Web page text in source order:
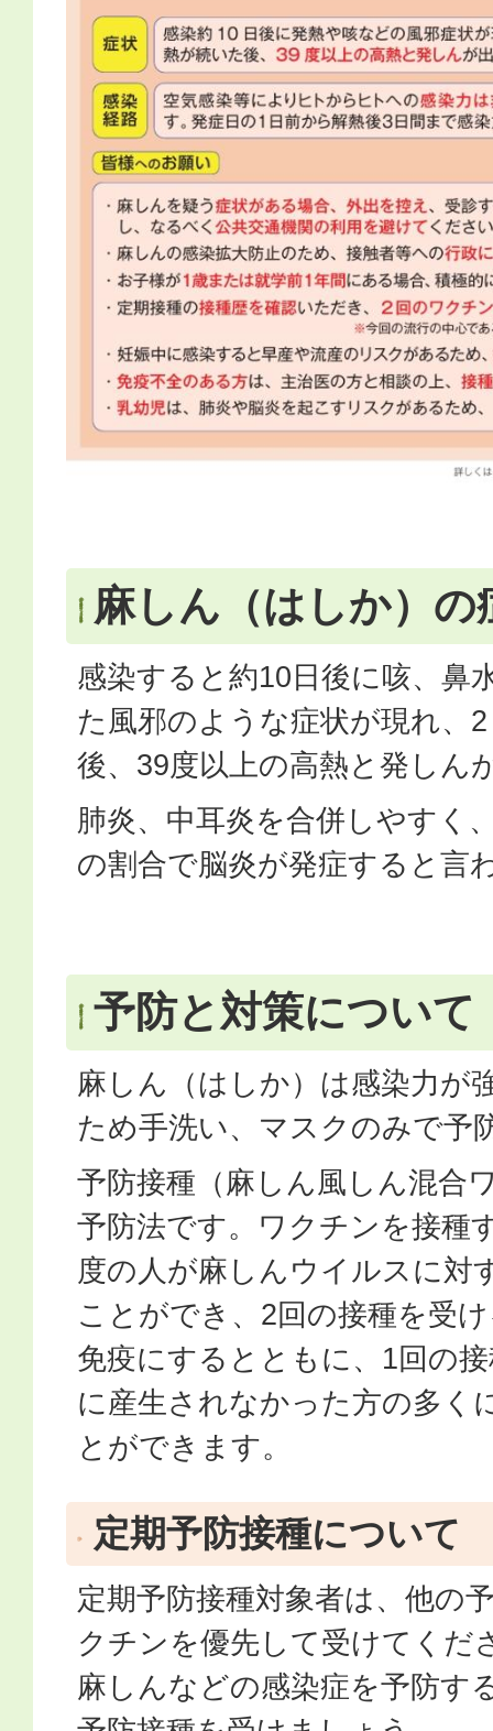
麻しん（はしか）の
感染すると約10日後に咳、鼻
た風邪のような症状が現れ、
後、39度以上の高熱と発しん
肺炎、中耳炎を合併しやすく
の割合で脳炎が発症すると言
予防と対策について
麻しん（はしか）は感染力が
ため手洗い、マスクのみで予
予防接種（麻しん風しん混合
予防法です。ワクチンを接種
度の人が麻しんウイルスに対
ことができ、2回の接種を受
免疫にするとともに、1回の
に産生されなかった方の多く
とができます。
定期予防接種について
定期予防接種対象者は、他の
クチンを優先して受けてくだ
麻しんなどの感染症を予防す